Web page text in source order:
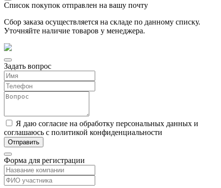
Список покупок отправлен на вашу почту
Сбор заказа осуществляется на складе по данному списку.
Уточняйте наличие товаров у менеджера.
Задать вопрос
Я даю согласие на обработку персональных данных и
соглашаюсь с политикой конфиденциальности
Форма для регистрации